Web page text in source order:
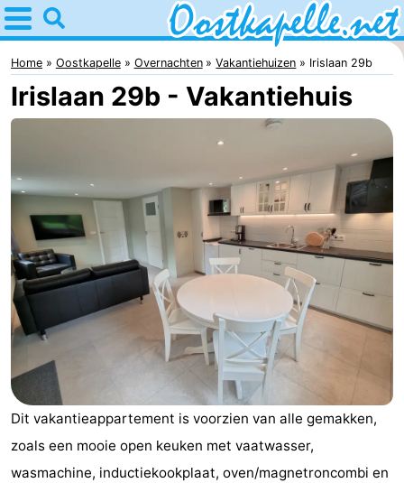
Home
Oostkapelle
Tips
kinderen
Natuur
Oranjezon
Overnachten
Appartementen
-
De
Grote
Geere
Bed
(&
breakfasts)
Campings
Hotels
Vakantiehuizen
Home Oostkapelle Overnachten Vakantiehuizen Irislaan 29b
Irislaan 29b - Vakantiehuis
Dit vakantieappartement is voorzien van alle gemakken,
zoals een mooie open keuken met vaatwasser,
wasmachine, inductiekookplaat, oven/magnetroncombi en